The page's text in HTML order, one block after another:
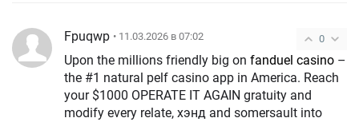
0
Fpuqwp • 11.03.2026 в 07:02
Upon the millions friendly big on fanduel casino
the #1 natural pelf casino app in America. Reach
your $1000 OPERATE IT AGAIN gratuity and
modify every relate, хэнд and somersault into